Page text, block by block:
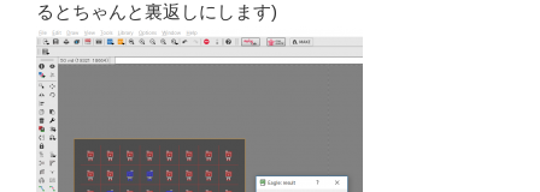
るとちゃんと裏返しにします)